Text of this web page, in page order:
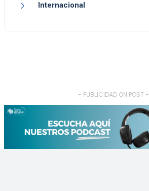
Internacional
- PUBLICIDAD ON POST -